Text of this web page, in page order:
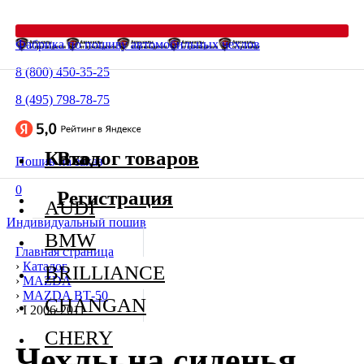
Фабрика по пошиву автомобильных чехлов
8 (800) 450-35-25
8 (495) 798-78-75
Пошив на заказ
0
Индивидуальный пошив
Главная страница
› Каталог
› MAZDA
› MAZDA BТ-50
› I 2006-2011
Каталог товаров
AUDI
BMW
BRILLIANCE
CHANGAN
CHERY
Вход
Регистрация